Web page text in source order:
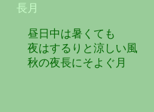
長月
昼日中は暑くても
夜はするりと涼しい風
秋の夜長にそよぐ月